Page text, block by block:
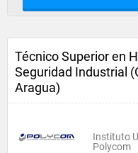
Técnico Superior en
Seguridad Industrial
Aragua)
Instituto
Polycom